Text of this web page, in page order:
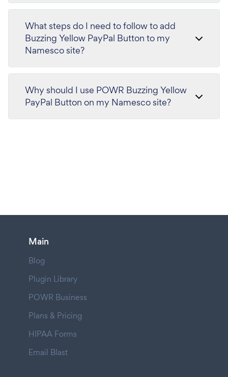
What steps do I need to follow to add
Buzzing Yellow PayPal Button to my
Namesco site?
Why should I use POWR Buzzing Yellow
PayPal Button on my Namesco site?
Main
Blog
Plugin Library
POWR Business
Plans & Pricing
HIPAA Forms
Email Blast